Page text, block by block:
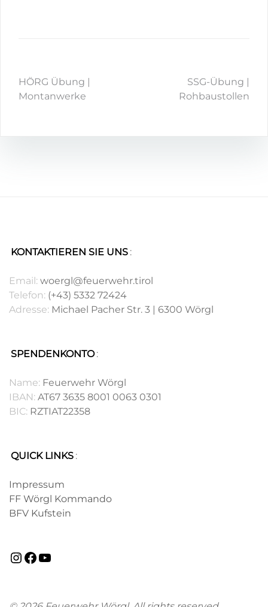
HÖRG Übung |
Montanwerke
SSG-Übung |
Rohbaustollen
KONTAKTIEREN SIE UNS :
Email: woergl@feuerwehr.tirol
Telefon: (+43) 5332 72424
Adresse: Michael Pacher Str. 3 | 6300 Wörgl
SPENDENKONTO :
Name: Feuerwehr Wörgl
IBAN: AT67 3635 8001 0063 0301
BIC: RZTIAT22358
QUICK LINKS :
Impressum
FF Wörgl Kommando
BFV Kufstein